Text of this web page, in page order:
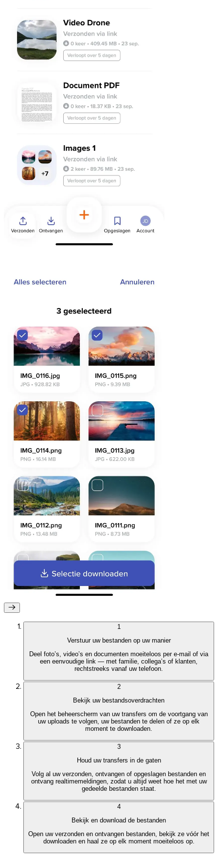
Android
Extensies
Chrome & Gmail
1
Verstuur uw bestanden op uw manier
Deel foto’s, video’s en documenten moeiteloos per e-mail of via
een eenvoudige link — met familie, collega’s of klanten,
rechtstreeks vanaf uw telefoon.
2
Bekijk uw bestandsoverdrachten
Open het beheerscherm van uw transfers om de voortgang van
uw uploads te volgen, uw bestanden te delen of ze op elk
moment te downloaden.
3
Houd uw transfers in de gaten
Volg al uw verzonden, ontvangen of opgeslagen bestanden en
ontvang realtimemeldingen, zodat u altijd weet hoe het met uw
gedeelde bestanden staat.
4
Bekijk en download de bestanden
Open uw verzonden en ontvangen bestanden, bekijk ze vóór het
downloaden en haal ze op elk moment moeiteloos op.